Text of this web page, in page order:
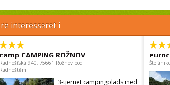
interesseret i
camp CAMPING ROŽNOV
Radhošťská 940, 75661 Rožnov pod
Radhoštěm
3-tjernet campingplads med